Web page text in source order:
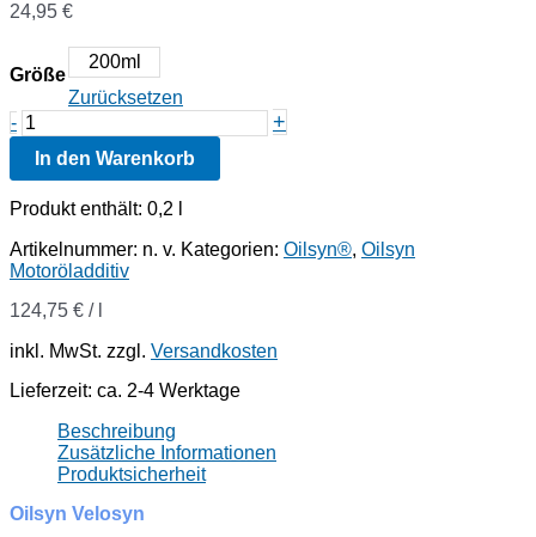
24,95 €
Größe
200ml
Zurücksetzen
- Oilsyn
Velosyn
Menge
+
In den Warenkorb
Produkt enthält: 0,2
Artikelnummer: n. v. Kategorien: Oilsyn®, Oilsyn
Motoröladditiv
124,75 € /
inkl. MwSt. zzgl. Versandkosten
Lieferzeit: ca. 2-4 Werktage
Beschreibung
Zusätzliche Informationen
Produktsicherheit
Oilsyn Velosyn